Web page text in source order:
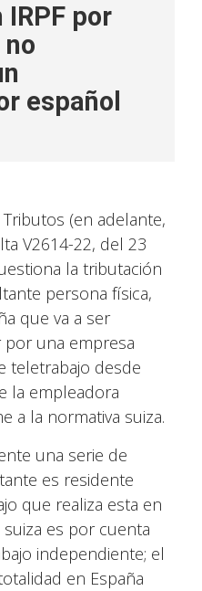
IRPF por
español
(en adelante,
V2614-22, del 23
la tributación
persona física,
que va a ser
por una empresa
teletrabajo desde
la empleadora
a la normativa suiza.
una serie de
es residente
que realiza esta en
es por cuenta
independiente; el
en España